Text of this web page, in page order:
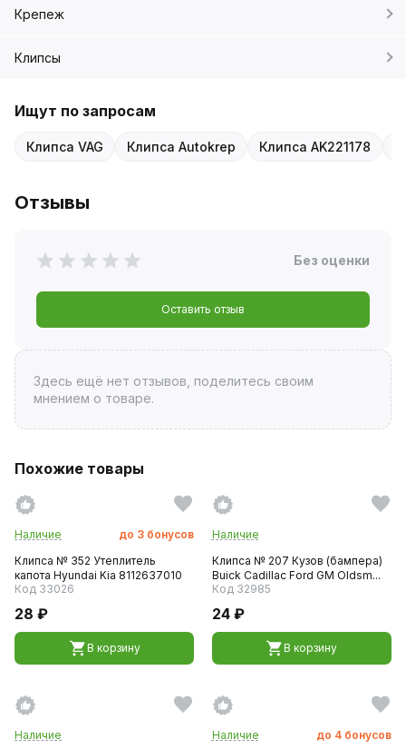
Крепеж
Клипсы
Ищут по запросам
Клипса VAG Клипса Autokrep Клипса AK221178
Отзывы
Без оценки
Оставить отзыв
Здесь ещё нет отзывов, поделитесь своим
мнением о товаре.
Похожие товары
Наличие до 3 бонусов
Клипса № 352 Утеплитель
капота Hyundai Kia 8112637010
Код 33026
28 ₽
В корзину
Наличие
Клипса № 207 Кузов (бампера)
Buick Cadillac Ford GM Oldsm...
Код 32985
24 ₽
В корзину
Наличие
Наличие до 4 бонусов